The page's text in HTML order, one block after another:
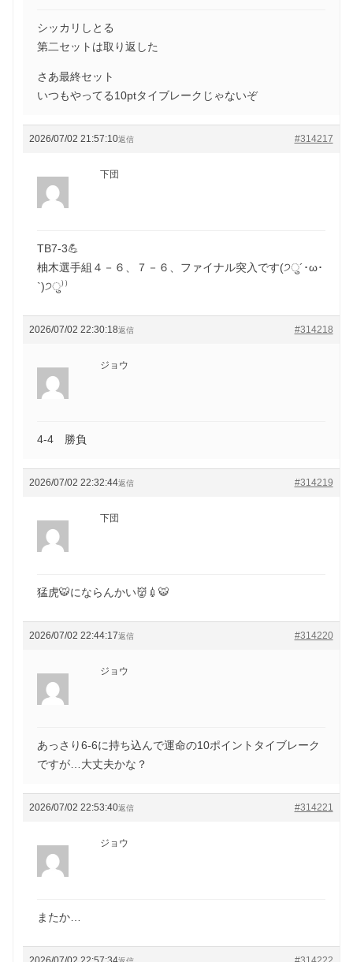
シッカリしとる
第二セットは取り返した
さあ最終セット
いつもやってる10ptタイブレークじゃないぞ
2026/07/02 21:57:10 #314217
返信
下団
TB7-3💪
柚木選手組４－６、７－６、ファイナル突入です(੭ु´･ω･
`)੭ु⁾⁾
2026/07/02 22:30:18 #314218
返信
ジョウ
4-4 勝負
2026/07/02 22:32:44 #314219
返信
下団
猛虎🐯にならんかい👹💉🐯
2026/07/02 22:44:17 #314220
返信
ジョウ
あっさり6-6に持ち込んで運命の10ポイントタイブレーク
ですが…大丈夫かな？
2026/07/02 22:53:40 #314221
返信
ジョウ
またか…